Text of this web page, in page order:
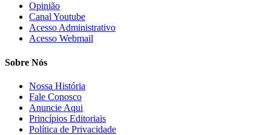
Opinião
Canal Youtube
Acesso Administrativo
Acesso Webmail
Sobre Nós
Nossa História
Fale Conosco
Anuncie Aqui
Princípios Editoriais
Política de Privacidade